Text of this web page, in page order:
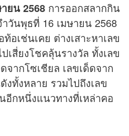
ยน 2568 การออกสลากกิน
วันพุธที่ 16 เมษายน 2568
ท้อเช่นเคย ต่างเสาะหาเลข
เสี่ยงโชคลุ้นรางวัล ทั้งเลข
จากโซเชียล เลขเด็ดจาก
งทั้งหลาย รวมไปถึงเลข
อีกหนึ่งแนวทางที่เหล่าคอ